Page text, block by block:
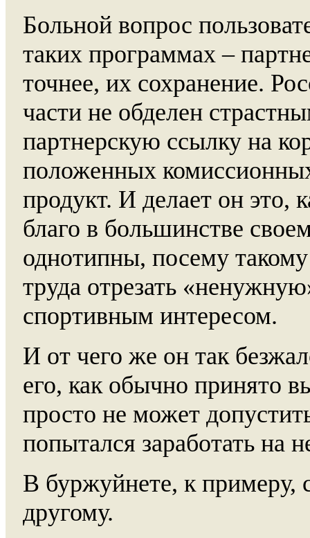
Больной вопрос
таких программах –
точнее, их сохранение.
части не обделен
партнерскую ссылку на
положенных
продукт. И делает он это,
благо в большинстве
однотипны, посему
труда отрезать
спортивным интересом.
И от чего же он так
его, как обычно принято
просто не может
попытался заработать на
В буржуйнете, к примеру,
другому.